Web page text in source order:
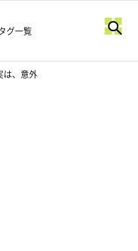
グ一覧
は、意外